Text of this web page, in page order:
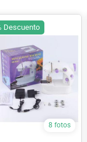
8 fotos
Descuento